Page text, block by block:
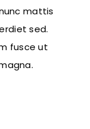
mattis
sed.
fusce ut